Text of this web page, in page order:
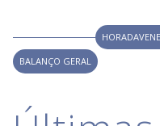
BALANÇO GERAL